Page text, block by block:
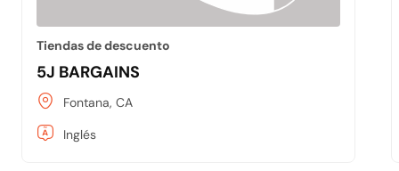
Tiendas de descuento
5J BARGAINS
Fontana, CA
Inglés